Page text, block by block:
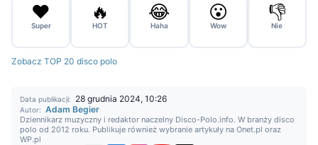
❤️
Super
🔥
HOT
😂
Haha
😮
Wow
👎
Nie
Zobacz TOP 20 disco polo
Data publikacji: 28 grudnia 2024, 10:26
Autor: Adam Begier
Dziennikarz muzyczny i redaktor naczelny Disco-Polo.info. W branży disco
polo od 2012 roku. Publikuje również wybranie artykuły na Onet.pl oraz
WP.pl